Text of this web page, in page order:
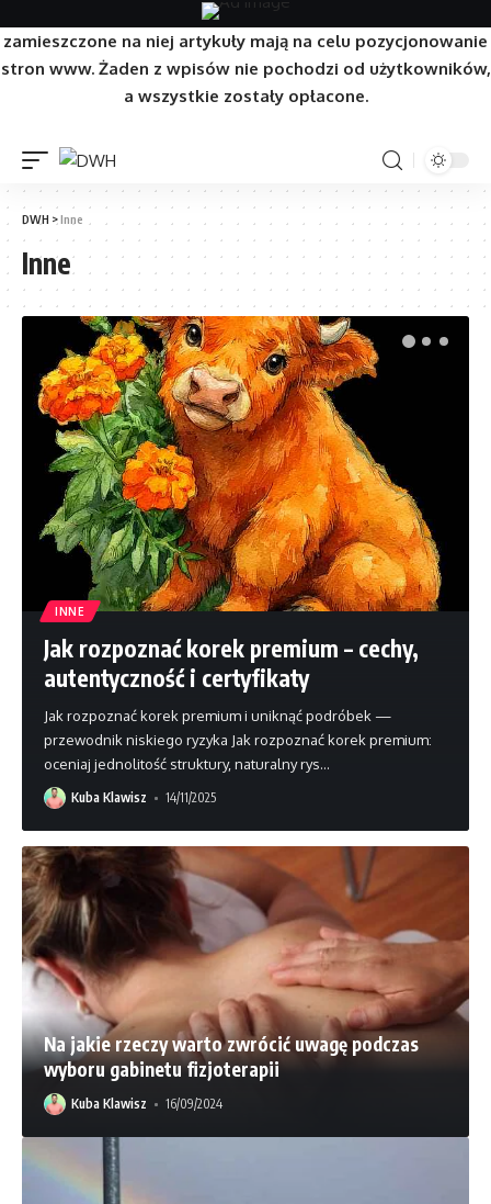
Strona/Blog w całości ma charakter reklamowy, a
zamieszczone na niej artykuły mają na celu pozycjonowanie
stron www. Żaden z wpisów nie pochodzi od użytkowników,
a wszystkie zostały opłacone.
DWH >Inne
Inne
INNE
Jak rozpoznać korek premium – cechy,
autentyczność i certyfikaty
Jak rozpoznać korek premium i uniknąć podróbek —
przewodnik niskiego ryzyka Jak rozpoznać korek premium:
oceniaj jednolitość struktury, naturalny rys…
Kuba Klawisz 14/11/2025
Na jakie rzeczy warto zwrócić uwagę podczas
wyboru gabinetu fizjoterapii
Kuba Klawisz 16/09/2024